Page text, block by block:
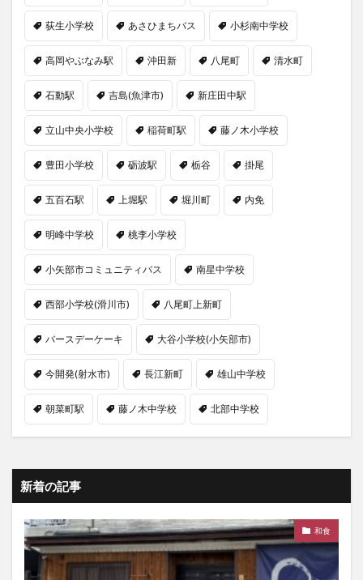
荻生小学校 あさひまちバス 小杉南中学校
高岡やぶなみ駅 沖田新 八尾町 清水町
石動駅 吉島(魚津市) 新庄田中駅
立山中央小学校 稲荷町駅 藤ノ木小学校
豊田小学校 砺波駅 栃谷 掛尾
五百石駅 上堀駅 堀川町 内免
明峰中学校 桃李小学校
小矢部市コミュニティバス 南星中学校
西部小学校(滑川市) 八尾町上新町
バースデーケーキ 大谷小学校(小矢部市)
今開発(射水市) 長江新町 雄山中学校
朝菜町駅 藤ノ木中学校 北部中学校
新着の記事
和食